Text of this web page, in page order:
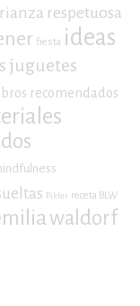
respetuosa
fiesta ideas
juguetes
libros recomendados
Pikler receta BLW
waldorf